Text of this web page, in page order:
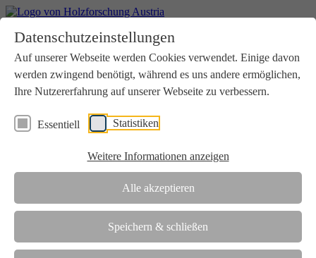
Datenschutzeinstellungen
Auf unserer Webseite werden Cookies verwendet. Einige davon
werden zwingend benötigt, während es uns andere ermöglichen,
Ihre Nutzererfahrung auf unserer Webseite zu verbessern.
Essentiell Statistiken
Weitere Informationen anzeigen
Alle akzeptieren
Speichern & schließen
Aktuelles
Downloads
Kontakt
Login
Verein
Wir unterstützen die Interessen der Holzbranche in enger
Zusammenarbeit mit Wissenschaft und Wirtschaft.
Die Holzforschung Austria ist akkreditierte Prüf-, Inspektions- und
Team